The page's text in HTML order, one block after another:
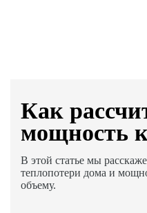
Как
мощность
В этой статье мы
теплопотери дома и
объему.